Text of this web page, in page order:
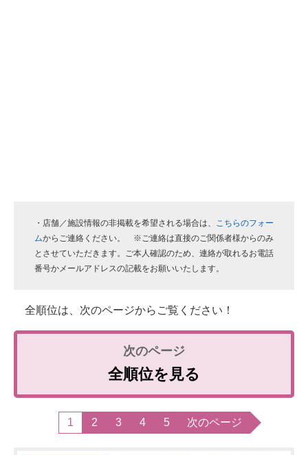
・店舗／施設情報の非掲載を希望される場合は、 こちらのフォー
ムからご連絡ください。 ※ご連絡は直接のご関係者様からのみ
とさせていただきます。ご本人確認のため、連絡が取れるお電話
番号かメールアドレスの記載をお願いいたします。
全順位は、次のページからご覧ください！
全順位を見る
1 2 3 4 5 次のページ